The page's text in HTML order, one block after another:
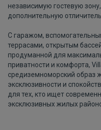
независимую гостевую
дополнительную
С гаражом,
террасами, открытым
продуманной для
приватности и комфорта,
средиземноморский образ
эксклюзивности и
для тех, кто ищет
эксклюзивных жилых